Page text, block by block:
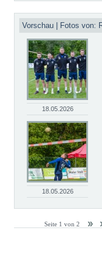
Vorschau | Fotos von:
18.05.2026
18.05.2026
Seite 1 von 2